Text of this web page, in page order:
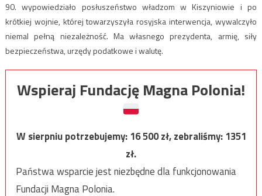
90. wypowiedziało posłuszeństwo władzom w Kiszyniowie i po
krótkiej wojnie, której towarzyszyła rosyjska interwencja, wywalczyło
niemal pełną niezależność. Ma własnego prezydenta, armię, siły
bezpieczeństwa, urzędy podatkowe i walutę.
Wspieraj Fundację Magna Polonia!
W sierpniu potrzebujemy:16 500zł, zebraliśmy:1351
zł.
Państwa wsparcie jest niezbędne dla funkcjonowania
Fundacji Magna Polonia.